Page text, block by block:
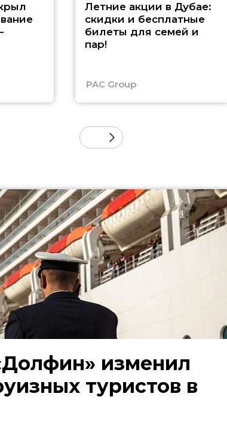
Летние акции в Дубае:
скидки и бесплатные
билеты для семей и
пар!
PAC Group
изменил
туристов в